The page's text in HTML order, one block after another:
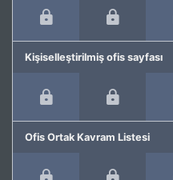
Kişiselleştirilmiş ofis sayfası
Ofis Ortak Kavram Listesi